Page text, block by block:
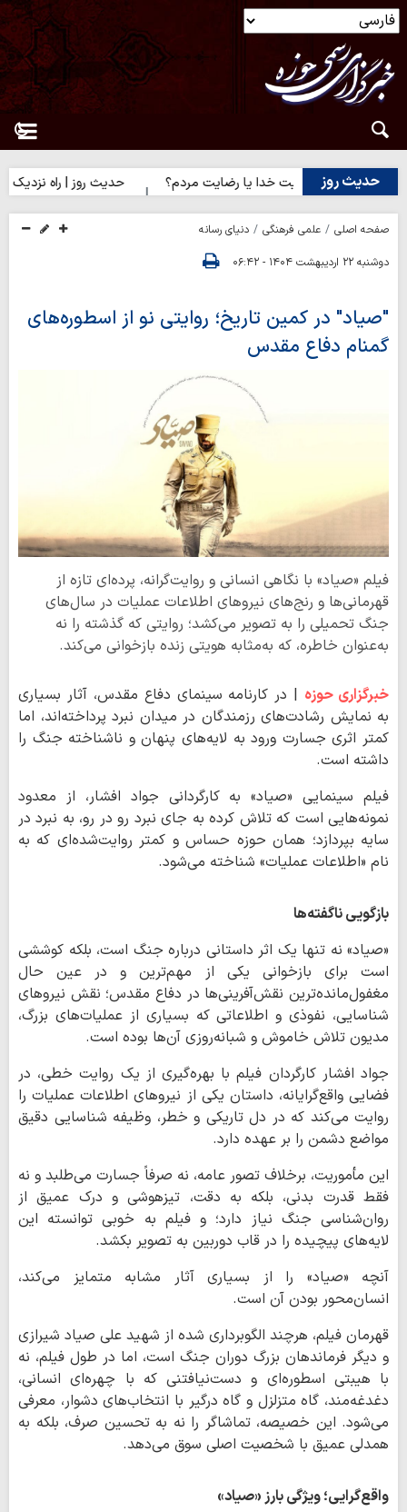
حدیث روز
روز | رضایت خدا یا رضایت مردم؟ حدیث روز | راه نزدیک شدن
صفحه اصلی علمی فرهنگی
دنیای رسانه
دوشنبه ۲۲ اردیبهشت ۱۴۰۴ - ۰۶:۴۲
"صیاد" در کمین تاریخ؛ روایتی نو از اسطوره‌های
گمنام دفاع مقدس
فیلم «صیاد» با نگاهی انسانی و روایت‌گرانه، پرده‌ای تازه از
قهرمانی‌ها و رنج‌های نیروهای اطلاعات عملیات در سال‌های
جنگ تحمیلی را به تصویر می‌کشد؛ روایتی که گذشته را نه
به‌عنوان خاطره، که به‌مثابه هویتی زنده بازخوانی می‌کند.
خبرگزاری حوزه | در کارنامه سینمای دفاع مقدس، آثار بسیاری
به نمایش رشادت‌های رزمندگان در میدان نبرد پرداخته‌اند، اما
کمتر اثری جسارت ورود به لایه‌های پنهان و ناشناخته‌ جنگ را
داشته است.
فیلم سینمایی «صیاد» به کارگردانی جواد افشار، از معدود
نمونه‌هایی است که تلاش کرده به جای نبرد رو در رو، به نبرد در
سایه بپردازد؛ همان حوزه‌ حساس و کمتر روایت‌شده‌ای که به
نام «اطلاعات عملیات» شناخته می‌شود.
بازگویی ناگفته‌ها
«صیاد» نه تنها یک اثر داستانی درباره جنگ است، بلکه کوششی
است برای بازخوانی یکی از مهم‌ترین و در عین حال
مغفول‌مانده‌ترین نقش‌آفرینی‌ها در دفاع مقدس؛ نقش نیروهای
شناسایی، نفوذی و اطلاعاتی که بسیاری از عملیات‌های بزرگ،
مدیون تلاش خاموش و شبانه‌روزی آن‌ها بوده است.
جواد افشار کارگردان فیلم با بهره‌گیری از یک روایت خطی، در
فضایی واقع‌گرایانه، داستان یکی از نیروهای اطلاعات عملیات را
روایت می‌کند که در دل تاریکی و خطر، وظیفه شناسایی دقیق
مواضع دشمن را بر عهده دارد.
این مأموریت، برخلاف تصور عامه، نه صرفاً جسارت می‌طلبد و نه
فقط قدرت بدنی، بلکه به دقت، تیزهوشی و درک عمیق از
روان‌شناسی جنگ نیاز دارد؛ و فیلم به خوبی توانسته این
لایه‌های پیچیده را در قاب دوربین به تصویر بکشد.
آنچه «صیاد» را از بسیاری آثار مشابه متمایز می‌کند،
انسان‌محور بودن آن است.
قهرمان فیلم، هرچند الگوبرداری شده از شهید علی صیاد شیرازی
و دیگر فرماندهان بزرگ دوران جنگ است، اما در طول فیلم، نه
با هیبتی اسطوره‌ای و دست‌نیافتنی که با چهره‌ای انسانی،
دغدغه‌مند، گاه متزلزل و گاه درگیر با انتخاب‌های دشوار، معرفی
می‌شود. این خصیصه، تماشاگر را نه به تحسین صرف، بلکه به
همدلی عمیق با شخصیت اصلی سوق می‌دهد.
واقع‌گرایی؛ ویژگی بارز «صیاد»